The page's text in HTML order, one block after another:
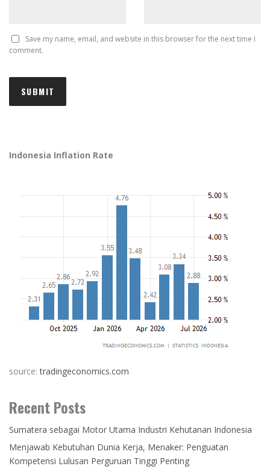
Save my name, email, and website in this browser for the next time I
comment.
Indonesia Inflation Rate
source:tradingeconomics.com
Recent Posts
Sumatera sebagai Motor Utama Industri Kehutanan Indonesia
Menjawab Kebutuhan Dunia Kerja, Menaker: Penguatan
Kompetensi Lulusan Perguruan Tinggi Penting